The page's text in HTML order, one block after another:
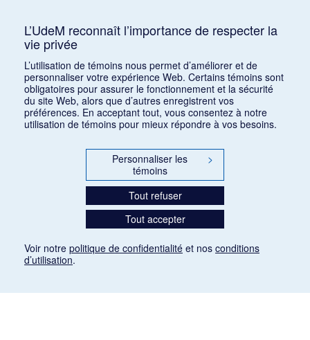
1 2 3 4 5 6
L’UdeM reconnaît l’importance de respecter la
vie privée
L’utilisation de témoins nous permet d’améliorer et de
personnaliser votre expérience Web. Certains témoins sont
obligatoires pour assurer le fonctionnement et la sécurité
du site Web, alors que d’autres enregistrent vos
préférences. En acceptant tout, vous consentez à notre
utilisation de témoins pour mieux répondre à vos besoins.
Personnaliser les
témoins
>
Tout refuser
Tout accepter
Voir notre politique de confidentialité et nos conditions
d’utilisation.